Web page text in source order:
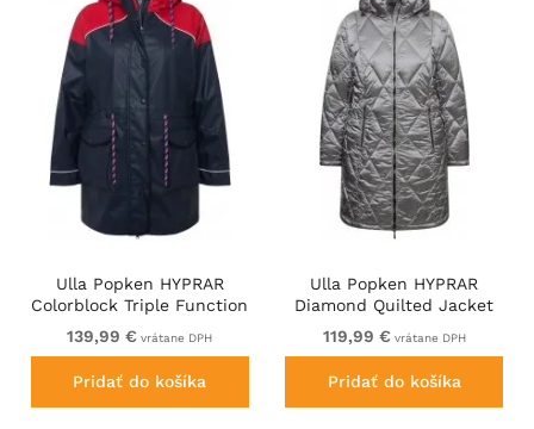
Ulla Popken HYPRAR
Colorblock Triple Function
Frisian Jacket Navy
139,99 € vrátane DPH
Pridať do košíka
Ulla Popken HYPRAR
Diamond Quilted Jacket
Silver
119,99 € vrátane DPH
Pridať do košíka